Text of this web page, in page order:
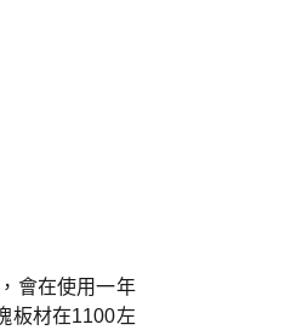
會在使用一年
板材在1100左